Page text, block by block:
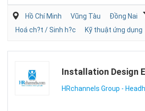
Hồ Chí Minh Vũng Tàu
Đồng Nai
Hoá ch?t / Sinh h?c
Kỹ thuật ứng dụng
Installation Design
HRchannels Group -